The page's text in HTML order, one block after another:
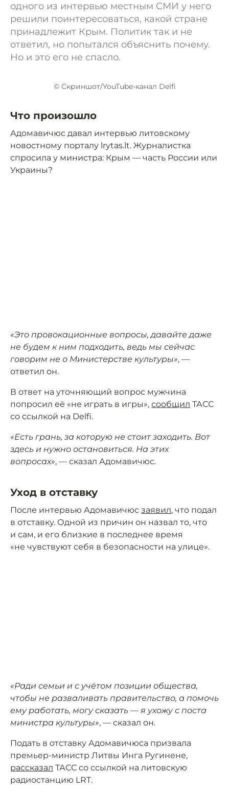
одного из интервью местным СМИ у него
решили поинтересоваться, какой стране
принадлежит Крым. Политик так и не
ответил, но попытался объяснить почему.
Но и это его не спасло.
© Скриншот/YouTube-канал Delfi
Что произошло
Адомавичюс давал интервью литовскому
новостному порталу lrytas.lt. Журналистка
спросила у министра: Крым — часть России или
Украины?
«Это провокационные вопросы, давайте даже
не будем к ним подходить, ведь мы сейчас
говорим не о Министерстве культуры», —
ответил он.
В ответ на уточняющий вопрос мужчина
попросил её «не играть в игры», сообщил ТАСС
со ссылкой на Delfi.
«Есть грань, за которую не стоит заходить. Вот
здесь и нужно остановиться. На этих
вопросах», — сказал Адомавичюс.
Уход в отставку
После интервью Адомавичюс заявил, что подал
в отставку. Одной из причин он назвал то, что
и сам, и его близкие в последнее время
«не чувствуют себя в безопасности на улице».
«Ради семьи и с учётом позиции общества,
чтобы не разваливать правительство, а помочь
ему работать, могу сказать — я ухожу с поста
министра культуры», — сказал он.
Подать в отставку Адомавичюса призвала
премьер-министр Литвы Инга Ругинене,
рассказал ТАСС со ссылкой на литовскую
радиостанцию LRT.